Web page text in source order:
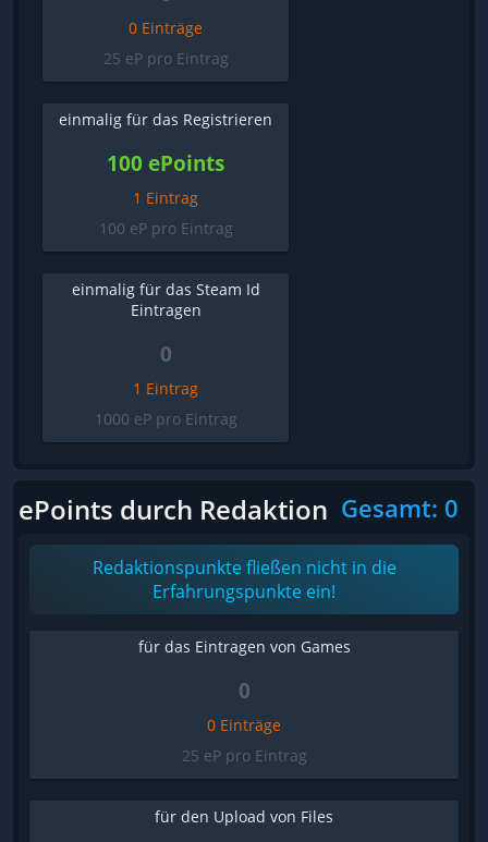
0 Einträge
25 eP pro Eintrag
einmalig für das Registrieren
100 ePoints
1 Eintrag
100 eP pro Eintrag
einmalig für das Steam Id
Eintragen
0
1 Eintrag
1000 eP pro Eintrag
ePoints durch Redaktion Gesamt: 0
Redaktionspunkte fließen nicht in die
Erfahrungspunkte ein!
für das Eintragen von Games
0
0 Einträge
25 eP pro Eintrag
für den Upload von Files